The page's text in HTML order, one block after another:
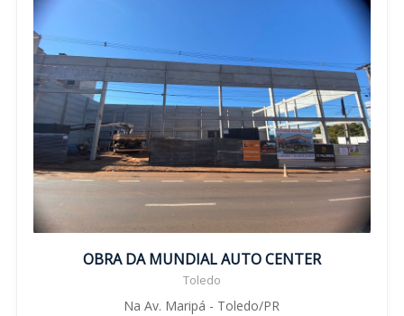
OBRA DA MUNDIAL AUTO CENTER
Toledo
Na Av. Maripá - Toledo/PR